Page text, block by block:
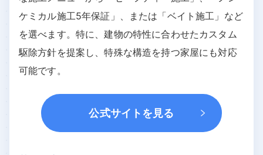
ケミカル施工5年保証」、または「ベイト施工」など
を選べます。特に、建物の特性に合わせたカスタム
駆除方針を提案し、特殊な構造を持つ家屋にも対応
可能です。
公式サイトを見る